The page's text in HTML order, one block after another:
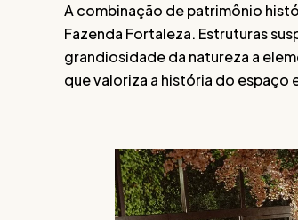
A combinação de patrimônio
Fazenda Fortaleza. Estruturas
grandiosidade da natureza a
que valoriza a história do espaço